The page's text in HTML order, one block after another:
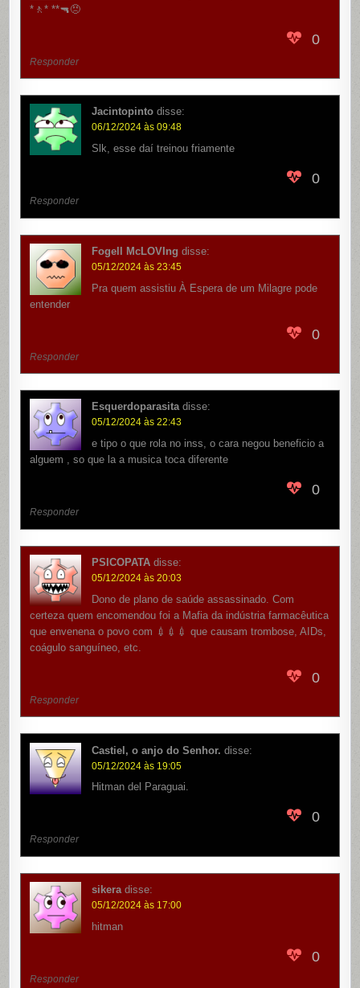
*🚶* **🔫😠
0
Responder
Jacintopinto disse:
06/12/2024 às 09:48
Slk, esse daí treinou friamente
0
Responder
Fogell McLOVIng disse:
05/12/2024 às 23:45
Pra quem assistiu À Espera de um Milagre pode
entender
0
Responder
Esquerdoparasita disse:
05/12/2024 às 22:43
e tipo o que rola no inss, o cara negou beneficio a
alguem , so que la a musica toca diferente
0
Responder
PSICOPATA disse:
05/12/2024 às 20:03
Dono de plano de saúde assassinado. Com
certeza quem encomendou foi a Mafia da indústria farmacêutica
que envenena o povo com 💉💉💉 que causam trombose, AIDs,
coágulo sanguíneo, etc.
0
Responder
Castiel, o anjo do Senhor. disse:
05/12/2024 às 19:05
Hitman del Paraguai.
0
Responder
sikera disse:
05/12/2024 às 17:00
hitman
0
Responder